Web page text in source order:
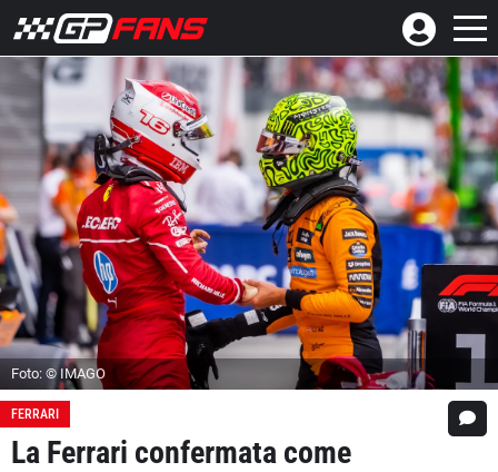
Foto: © IMAGO
FERRARI
La Ferrari confermata come